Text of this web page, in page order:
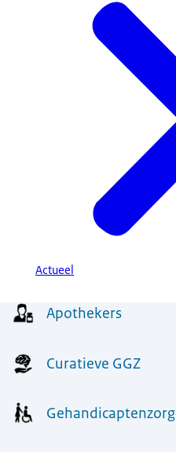
Actueel
Menu Apothekers
Curatieve GGZ
Gehandicaptenzorg